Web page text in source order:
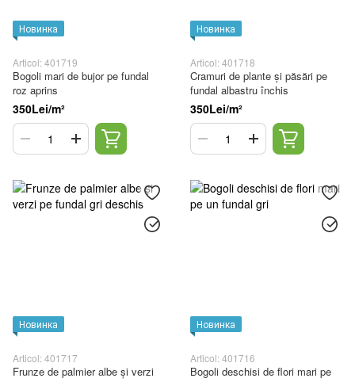
Новинка
Articol: 401719
Bogoli mari de bujor pe fundal
roz aprins
350Lei/m²
Новинка
Articol: 401718
Cramuri de plante și păsări pe
fundal albastru închis
350Lei/m²
Новинка
Articol: 401717
Frunze de palmier albe și verzi
Новинка
Articol: 401716
Bogoli deschisi de flori mari pe